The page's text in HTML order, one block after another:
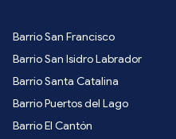
Barrio San Francisco
Barrio San Isidro Labrador
Barrio Santa Catalina
Barrio Puertos del Lago
Barrio El Cantón